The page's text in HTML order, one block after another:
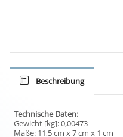
Beschreibung
Technische Daten:
Gewicht [kg]: 0,00473
Maße: 11,5 cm x 7 cm x 1 cm